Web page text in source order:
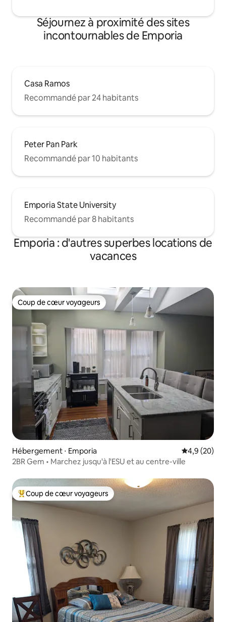
Séjournez à proximité des sites
incontournables de Emporia
Casa Ramos
Recommandé par 24 habitants
Peter Pan Park
Recommandé par 10 habitants
Emporia State University
Recommandé par 8 habitants
Emporia : d'autres superbes locations de
vacances
Coup de cœur voyageurs
Coup de cœur voyageurs
Hébergement ⋅ Emporia Évaluation
4,9 (20)
2BR Gem • Marchez jusqu'à l'ESU et au centre-ville
Coups de cœur voyageurs les plus appréciés
Coup de cœur voyageurs